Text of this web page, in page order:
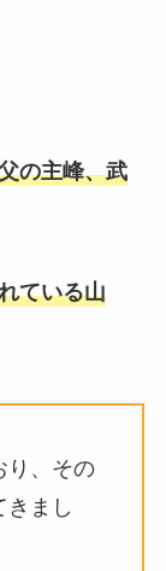
の主峰、武
ている山
り、その
きまし